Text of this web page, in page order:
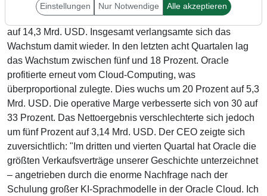
Quartal und konnte ein einstelliges Umsatzwachstum
verzeichnen. Demnach stieg der Umsatz um drei Prozent
auf 14,3 Mrd. USD. Insgesamt verlangsamte sich das
Wachstum damit wieder. In den letzten acht Quartalen lag
das Wachstum zwischen fünf und 18 Prozent. Oracle
profitierte erneut vom Cloud-Computing, was
überproportional zulegte. Dies wuchs um 20 Prozent auf 5,3
Mrd. USD. Die operative Marge verbesserte sich von 30 auf
33 Prozent. Das Nettoergebnis verschlechterte sich jedoch
um fünf Prozent auf 3,14 Mrd. USD. Der CEO zeigte sich
zuversichtlich: "Im dritten und vierten Quartal hat Oracle die
größten Verkaufsverträge unserer Geschichte unterzeichnet
– angetrieben durch die enorme Nachfrage nach der
Schulung großer KI-Sprachmodelle in der Oracle Cloud. Ich
Einstellungen Nur Notwendige Alle akzeptieren